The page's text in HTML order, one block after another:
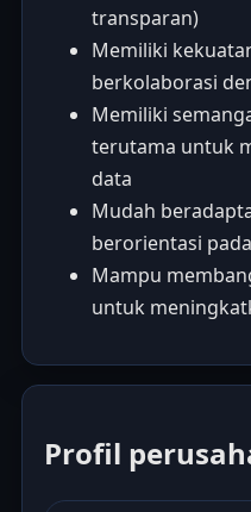
transparan)
Memiliki
berkolaborasi
Memiliki
terutama untuk
data
Mudah
berorientasi
Mampu
untuk
Profil